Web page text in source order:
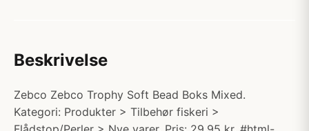
Beskrivelse
Zebco Zebco Trophy Soft Bead Boks Mixed.
Kategori: Produkter > Tilbehør fiskeri >